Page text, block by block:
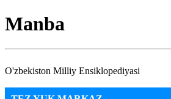
Manba
O'zbekiston Milliy Ensiklopediyasi